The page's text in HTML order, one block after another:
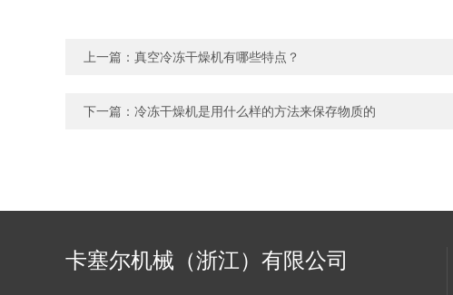
上一篇： 真空冷冻干燥机有哪些特点？
下一篇： 冷冻干燥机是用什么样的方法来保存物质的
卡塞尔机械（浙江）有限公司